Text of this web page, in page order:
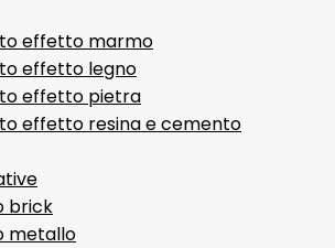
effetto marmo
effetto legno
effetto pietra
effetto resina e cemento
brick
metallo